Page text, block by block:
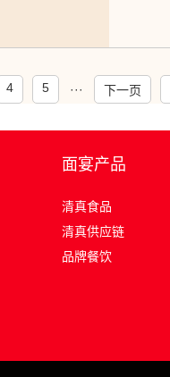
4 5 ··· 下一页
面宴产品
清真食品
清真供应链
品牌餐饮